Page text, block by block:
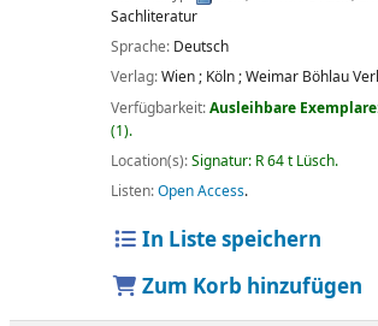
Sachliteratur
Sprache: Deutsch
Verlag:Wien ; Köln ;Weimar Böhlau
Verfügbarkeit:Ausleihbare
(1).
Location(s):Signatur: R 64 t Lüsch.
Listen:Open Access.
In Liste speichern
Zum Korb hinzufügen